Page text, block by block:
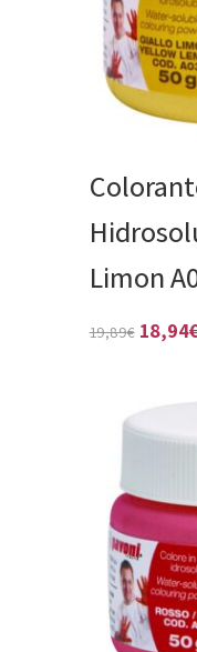
Limon
19,89€ El
era:
18,94